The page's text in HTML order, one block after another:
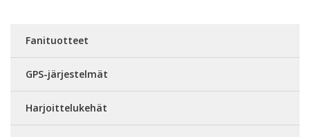
Fanituotteet
GPS-järjestelmät
Harjoittelukehät